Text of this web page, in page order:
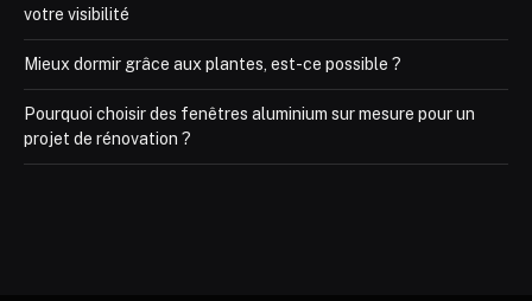
votre visibilité
Mieux dormir grâce aux plantes, est-ce possible ?
Pourquoi choisir des fenêtres aluminium sur mesure pour un
projet de rénovation ?